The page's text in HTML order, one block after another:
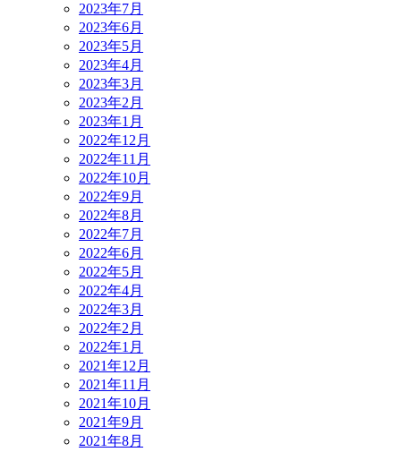
2023年7月
2023年6月
2023年5月
2023年4月
2023年3月
2023年2月
2023年1月
2022年12月
2022年11月
2022年10月
2022年9月
2022年8月
2022年7月
2022年6月
2022年5月
2022年4月
2022年3月
2022年2月
2022年1月
2021年12月
2021年11月
2021年10月
2021年9月
2021年8月